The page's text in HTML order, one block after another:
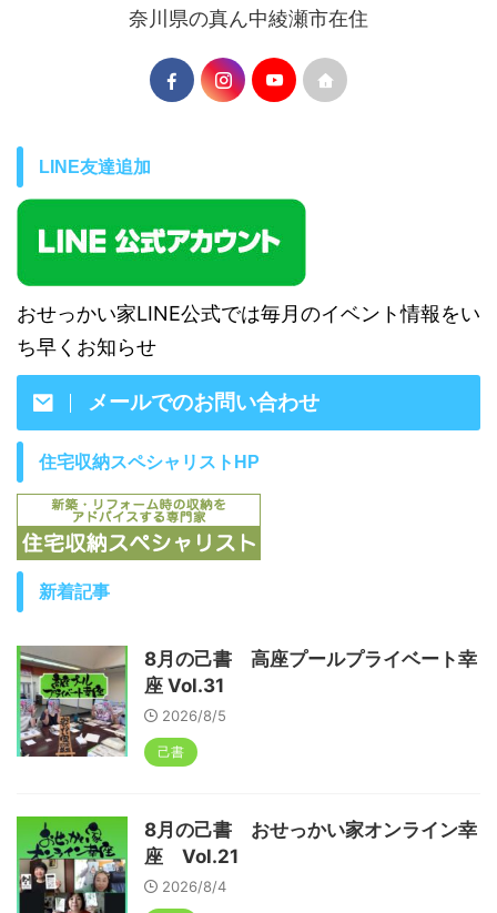
奈川県の真ん中綾瀬市在住
LINE友達追加
おせっかい家LINE公式では毎月のイベント情報をい
ち早くお知らせ
メールでのお問い合わせ
住宅収納スペシャリストHP
新着記事
8月の己書 高座プールプライベート幸
座 Vol.31
2026/8/5
己書
8月の己書 おせっかい家オンライン幸
座 Vol.21
2026/8/4